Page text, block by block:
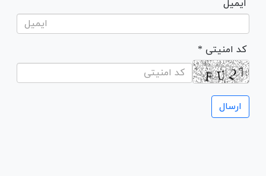
ایمیل
* کد امنیتی